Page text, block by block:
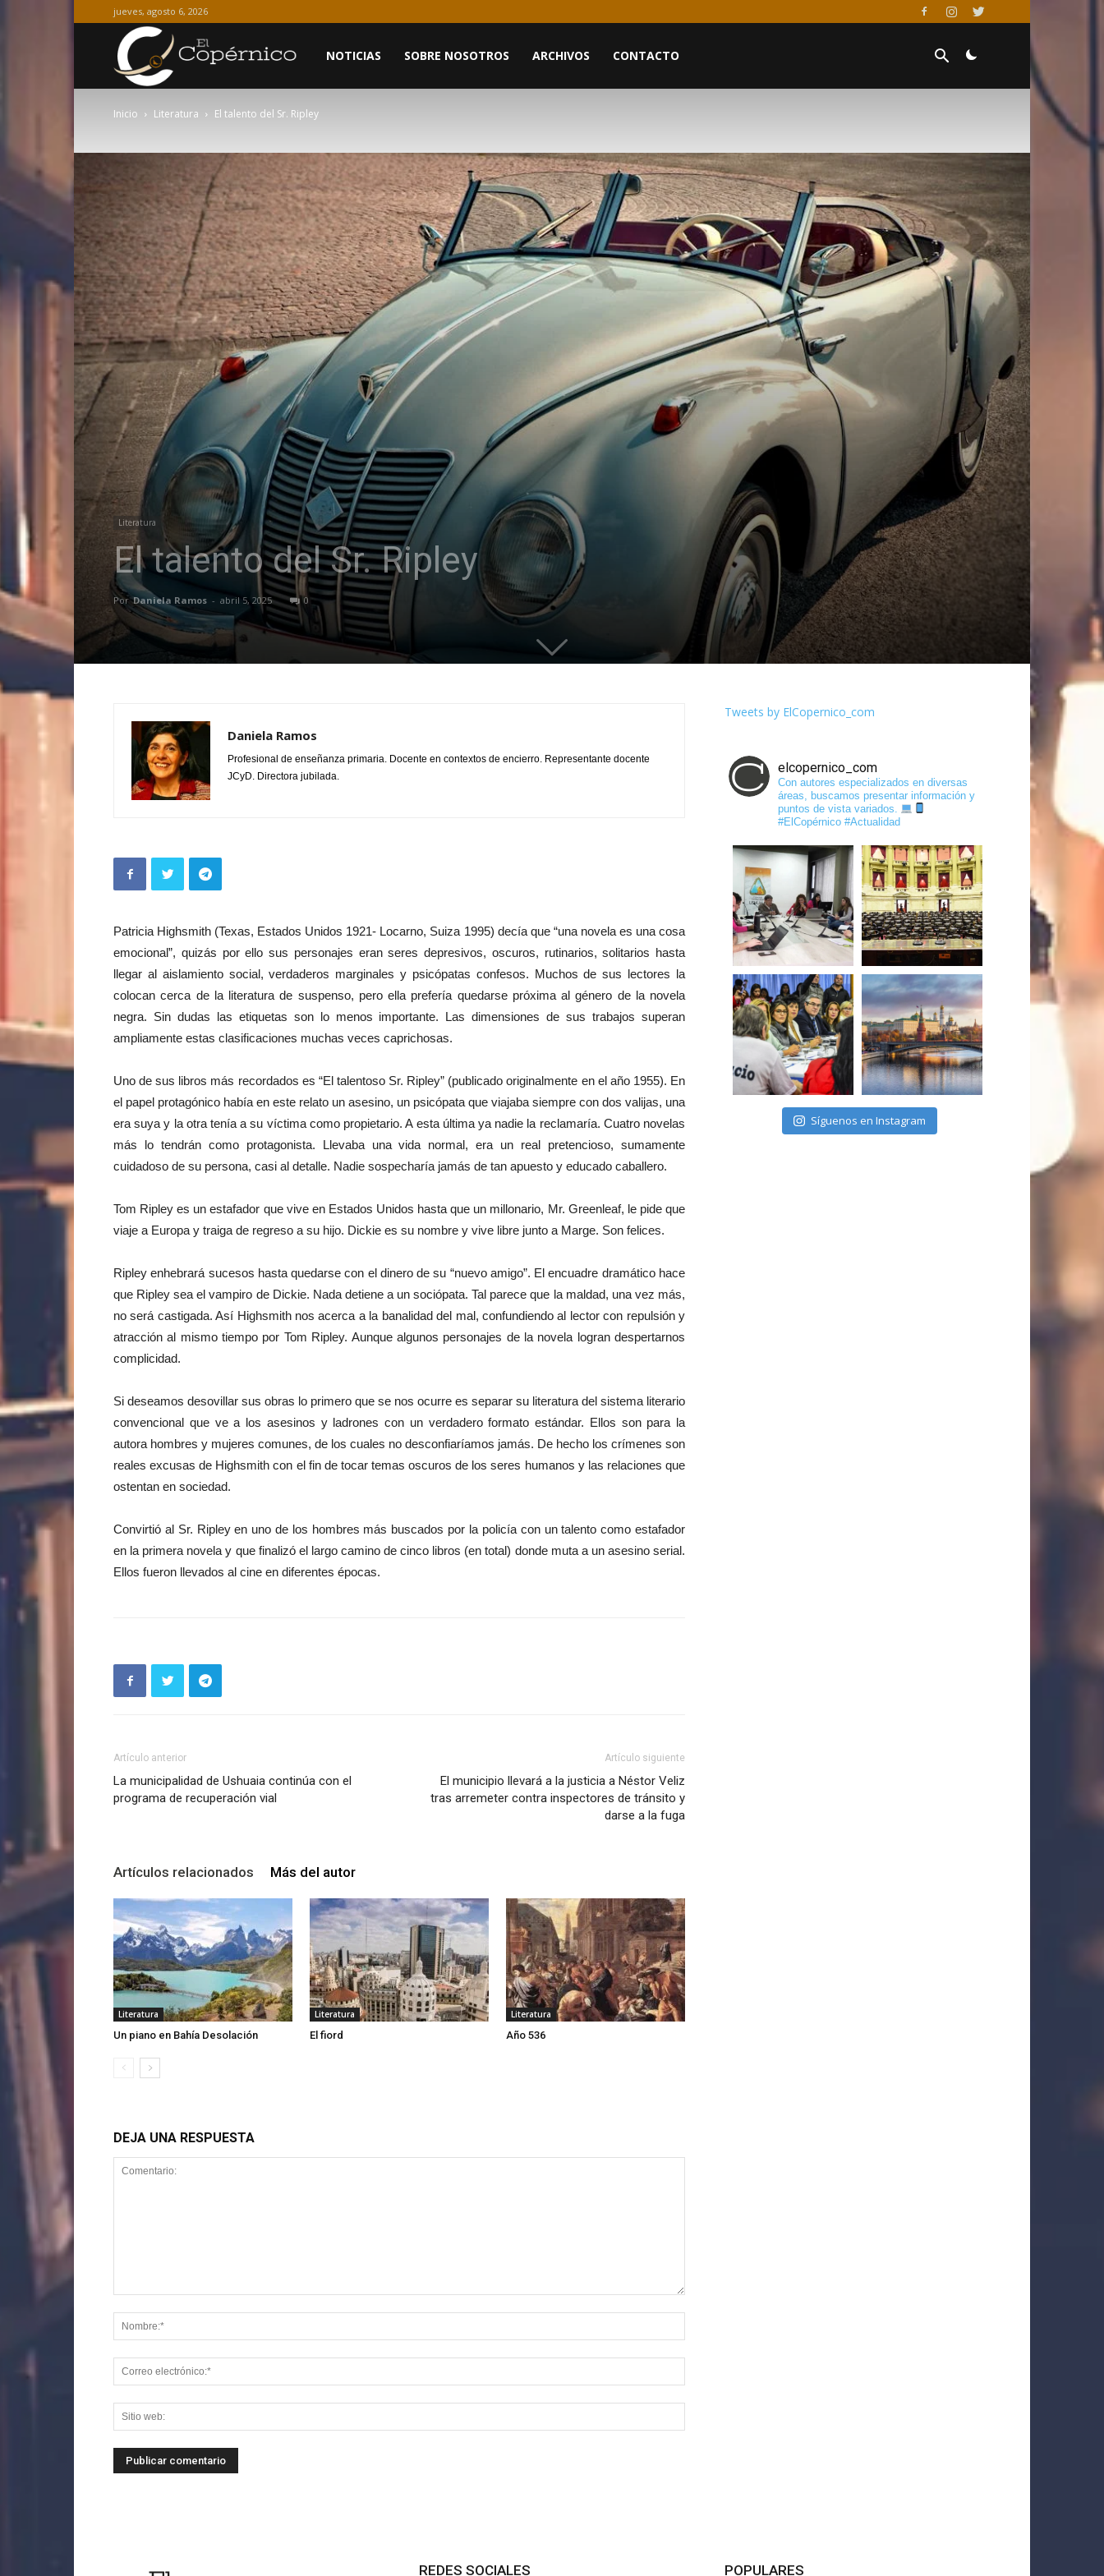
jueves, agosto 6, 2026
Copérnico
NOTICIAS SOBRE NOSOTROS ARCHIVOS CONTACTO
Inicio Literatura El talento del Sr. Ripley
Literatura
El talento del Sr. Ripley
Por Daniela Ramos - abril 5, 2025 0
Daniela Ramos
Profesional de enseñanza primaria. Docente en contextos de encierro. Representante docente
JCyD. Directora jubilada.
Patricia Highsmith (Texas, Estados Unidos 1921- Locarno, Suiza 1995) decía que “una novela es una cosa
emocional”, quizás por ello sus personajes eran seres depresivos, oscuros, rutinarios, solitarios hasta
llegar al aislamiento social, verdaderos marginales y psicópatas confesos. Muchos de sus lectores la
colocan cerca de la literatura de suspenso, pero ella prefería quedarse próxima al género de la novela
negra. Sin dudas las etiquetas son lo menos importante. Las dimensiones de sus trabajos superan
ampliamente estas clasificaciones muchas veces caprichosas.
Uno de sus libros más recordados es “El talentoso Sr. Ripley” (publicado originalmente en el año 1955). En
el papel protagónico había en este relato un asesino, un psicópata que viajaba siempre con dos valijas, una
era suya y la otra tenía a su víctima como propietario. A esta última ya nadie la reclamaría. Cuatro novelas
más lo tendrán como protagonista. Llevaba una vida normal, era un real pretencioso, sumamente
cuidadoso de su persona, casi al detalle. Nadie sospecharía jamás de tan apuesto y educado caballero.
Tom Ripley es un estafador que vive en Estados Unidos hasta que un millonario, Mr. Greenleaf, le pide que
viaje a Europa y traiga de regreso a su hijo. Dickie es su nombre y vive libre junto a Marge. Son felices.
Ripley enhebrará sucesos hasta quedarse con el dinero de su “nuevo amigo”. El encuadre dramático hace
que Ripley sea el vampiro de Dickie. Nada detiene a un sociópata. Tal parece que la maldad, una vez más,
no será castigada. Así Highsmith nos acerca a la banalidad del mal, confundiendo al lector con repulsión y
atracción al mismo tiempo por Tom Ripley. Aunque algunos personajes de la novela logran despertarnos
complicidad.
Si deseamos desovillar sus obras lo primero que se nos ocurre es separar su literatura del sistema literario
convencional que ve a los asesinos y ladrones con un verdadero formato estándar. Ellos son para la
autora hombres y mujeres comunes, de los cuales no desconfiaríamos jamás. De hecho los crímenes son
reales excusas de Highsmith con el fin de tocar temas oscuros de los seres humanos y las relaciones que
ostentan en sociedad.
Convirtió al Sr. Ripley en uno de los hombres más buscados por la policía con un talento como estafador
en la primera novela y que finalizó el largo camino de cinco libros (en total) donde muta a un asesino serial.
Ellos fueron llevados al cine en diferentes épocas.
Artículo anterior
La municipalidad de Ushuaia continúa con el
programa de recuperación vial
Artículo siguiente
El municipio llevará a la justicia a Néstor Veliz
tras arremeter contra inspectores de tránsito y
darse a la fuga
Artículos relacionados Más del autor
Literatura
Un piano en Bahía Desolación
Literatura
El fiord
Literatura
Año 536
DEJA UNA RESPUESTA
Tweets by ElCopernico_com
elcopernico_com
Con autores especializados en diversas
áreas, buscamos presentar información y
puntos de vista variados.
#ElCopérnico #Actualidad
Síguenos en Instagram
REDES SOCIALES POPULARES